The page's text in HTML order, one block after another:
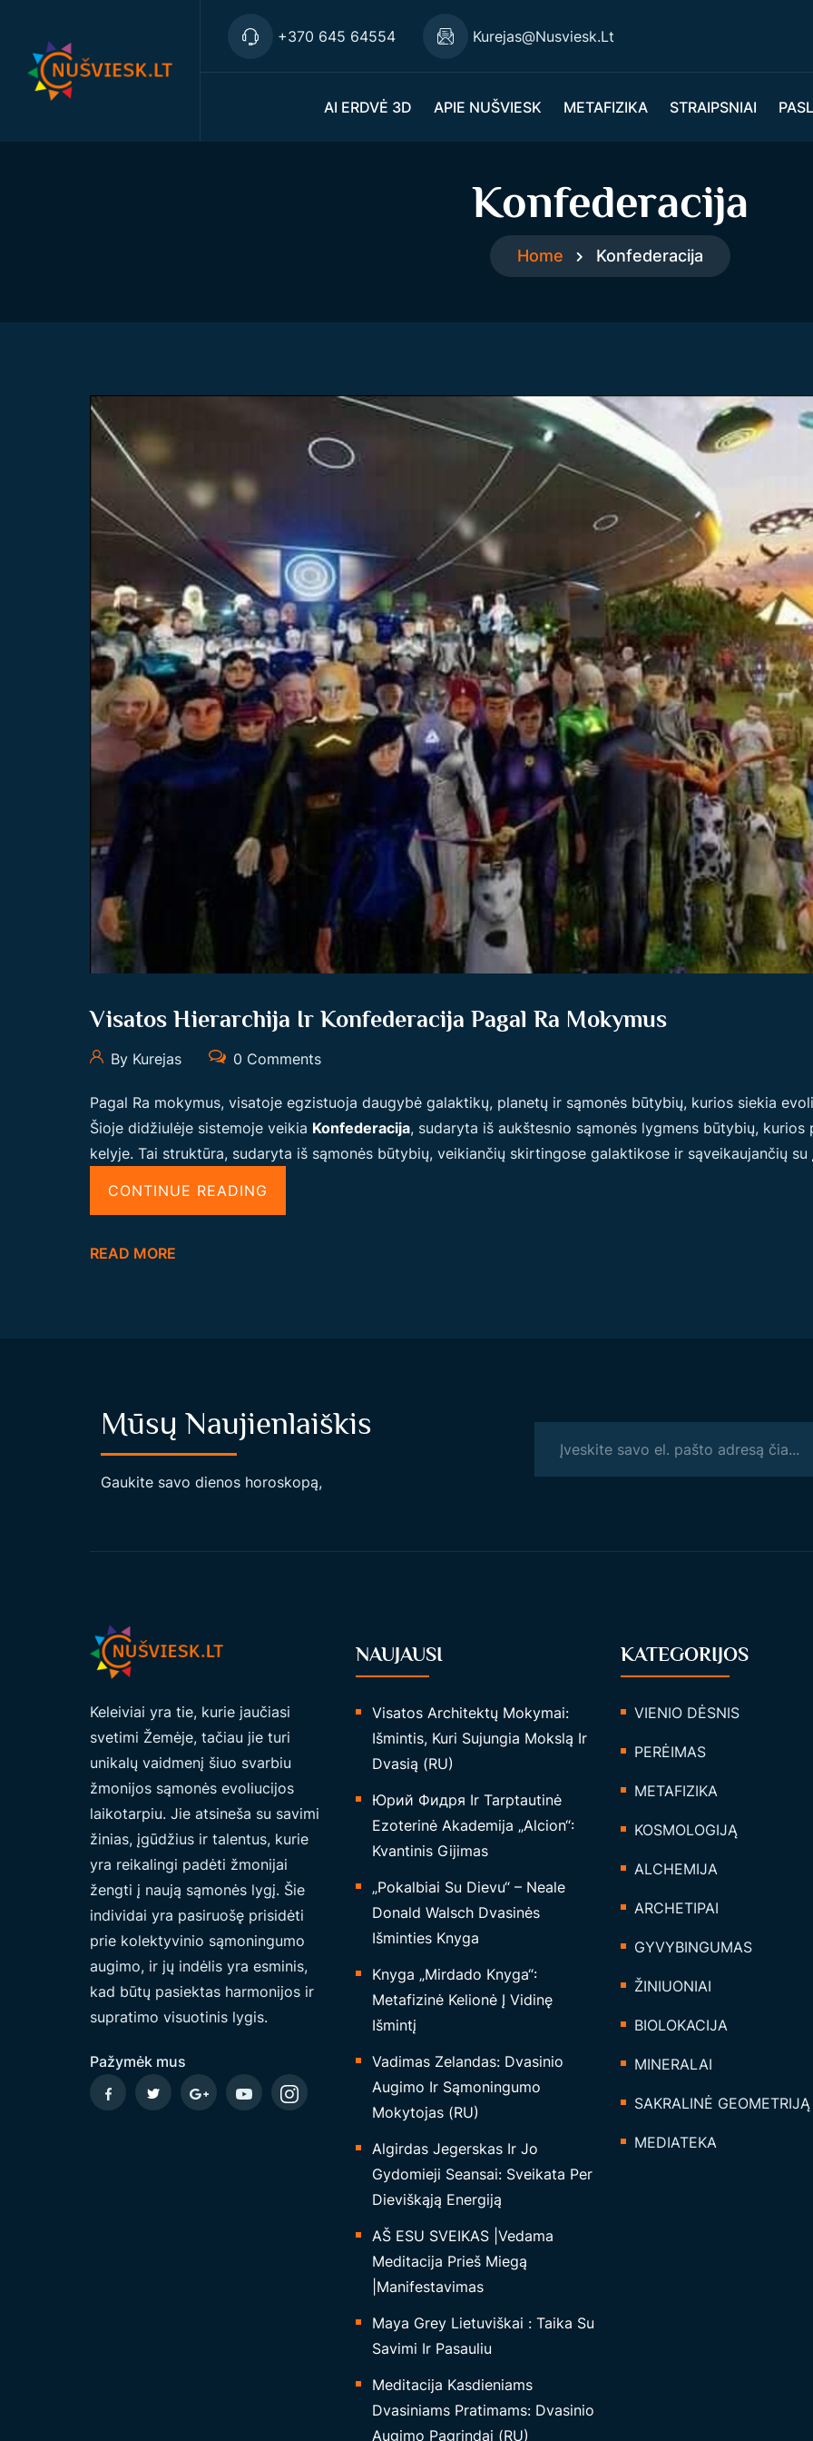
+370 645 64554 Kurejas@nusviesk.lt
AI ERDVĖ 3D APIE NUŠVIESK METAFIZIKA STRAIPSNIAI
Konfederacija
Home Konfederacija
Visatos Hierarchija Ir Konfederacija Pagal Ra Mokymus
By Kurejas 0 Comments
Pagal Ra mokymus, visatoje egzistuoja daugybė galaktikų, planetų ir sąmonės būtybių, kurios siekia
Šioje didžiulėje sistemoje veikia Konfederacija, sudaryta iš aukštesnio sąmonės lygmens būtybių,
kelyje. Tai struktūra, sudaryta iš sąmonės būtybių, veikiančių skirtingose galaktikose ir sąveikaujančių
CONTINUE READING
V
I
K
N
F
D
E
R
A
C
A
G
READ MORE
Mūsų Naujienlaiškis
Gaukite savo dienos horoskopą,
Keleiviai yra tie, kurie jaučiasi
svetimi Žemėje, tačiau jie turi
unikalų vaidmenį šiuo svarbiu
žmonijos sąmonės evoliucijos
laikotarpiu. Jie atsineša su savimi
žinias, įgūdžius ir talentus, kurie
yra reikalingi padėti žmonijai
žengti į naują sąmonės lygį. Šie
individai yra pasiruošę prisidėti
prie kolektyvinio sąmoningumo
augimo, ir jų indėlis yra esminis,
kad būtų pasiektas harmonijos ir
supratimo visuotinis lygis.
Pažymėk mus
NAUJAUSI
Visatos Architektų Mokymai:
Išmintis, Kuri Sujungia Mokslą Ir
Dvasią (RU)
Юрий Фидря Ir Tarptautinė
Ezoterinė Akademija „Alcion“:
Kvantinis Gijimas
„Pokalbiai Su Dievu“ – Neale
Donald Walsch Dvasinės
Išminties Knyga
Knyga „Mirdado Knyga“:
Metafizinė Kelionė Į Vidinę
Išmintį
Vadimas Zelandas: Dvasinio
Augimo Ir Sąmoningumo
Mokytojas (RU)
Algirdas Jegerskas Ir Jo
Gydomieji Seansai: Sveikata Per
Dieviškąją Energiją
AŠ ESU SVEIKAS |Vedama
Meditacija Prieš Miegą
|Manifestavimas
Maya Grey Lietuviškai : Taika Su
Savimi Ir Pasauliu
Meditacija Kasdieniams
Dvasiniams Pratimams: Dvasinio
Augimo Pagrindai (RU)
KATEGORIJOS
VIENIO DĖSNIS
PERĖIMAS
METAFIZIKA
KOSMOLOGIJĄ
ALCHEMIJA
ARCHETIPAI
GYVYBINGUMAS
ŽINIUONIAI
BIOLOKACIJA
MINERALAI
SAKRALINĖ GEOMETRIJĄ
MEDIATEKA